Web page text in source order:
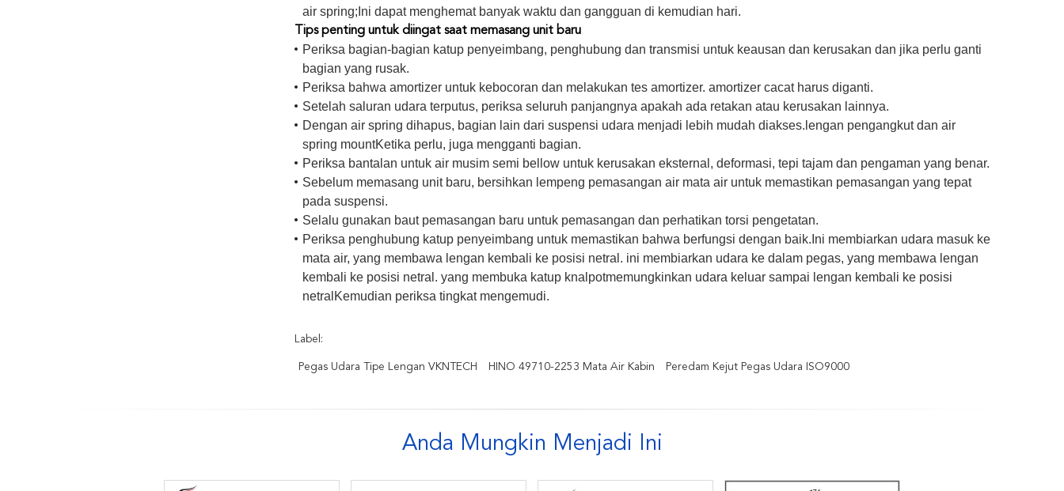
air spring;Ini dapat menghemat banyak waktu dan gangguan di kemudian hari.
Tips penting untuk diingat saat memasang unit baru
Periksa bagian-bagian katup penyeimbang, penghubung dan transmisi untuk keausan dan kerusakan dan jika perlu ganti
bagian yang rusak.
Periksa bahwa amortizer untuk kebocoran dan melakukan tes amortizer. amortizer cacat harus diganti.
Setelah saluran udara terputus, periksa seluruh panjangnya apakah ada retakan atau kerusakan lainnya.
Dengan air spring dihapus, bagian lain dari suspensi udara menjadi lebih mudah diakses.lengan pengangkut dan air
spring mountKetika perlu, juga mengganti bagian.
Periksa bantalan untuk air musim semi bellow untuk kerusakan eksternal, deformasi, tepi tajam dan pengaman yang benar.
Sebelum memasang unit baru, bersihkan lempeng pemasangan air mata air untuk memastikan pemasangan yang tepat
pada suspensi.
Selalu gunakan baut pemasangan baru untuk pemasangan dan perhatikan torsi pengetatan.
Periksa penghubung katup penyeimbang untuk memastikan bahwa berfungsi dengan baik.Ini membiarkan udara masuk ke
mata air, yang membawa lengan kembali ke posisi netral. ini membiarkan udara ke dalam pegas, yang membawa lengan
kembali ke posisi netral. yang membuka katup knalpotmemungkinkan udara keluar sampai lengan kembali ke posisi
netralKemudian periksa tingkat mengemudi.
Label:
Pegas Udara Tipe Lengan VKNTECH HINO 49710-2253 Mata Air Kabin Peredam Kejut Pegas Udara ISO9000
Anda Mungkin Menjadi Ini